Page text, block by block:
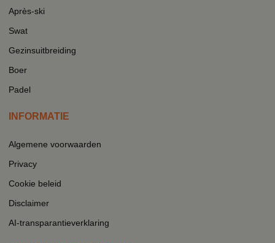
Après-ski
Swat
Gezinsuitbreiding
Boer
Padel
INFORMATIE
Algemene voorwaarden
Privacy
Cookie beleid
Disclaimer
AI-transparantieverklaring